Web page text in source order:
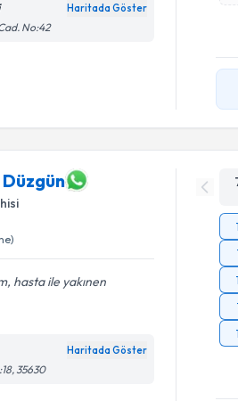
Haritada Göster
No:42
hasta ile yakınen
Haritada Göster
35630